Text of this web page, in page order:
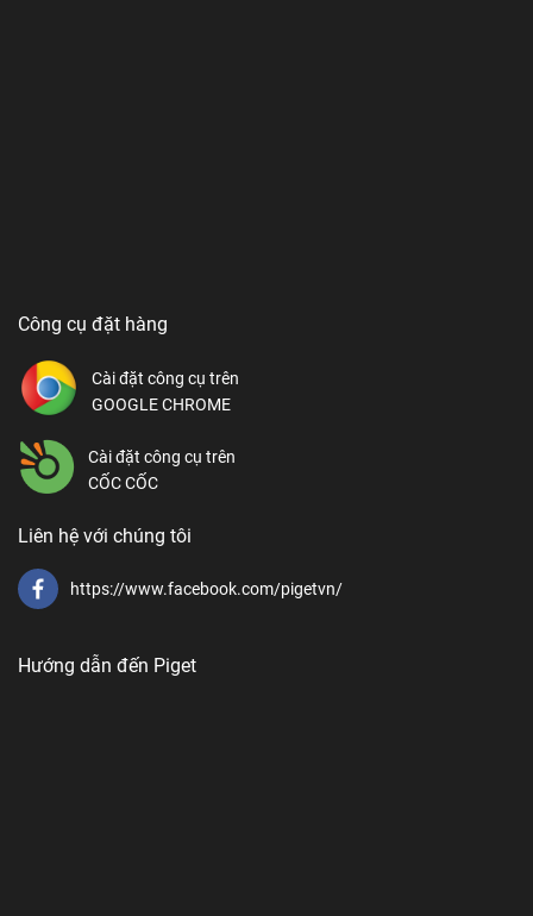
Công cụ đặt hàng
Cài đặt công cụ trên
GOOGLE CHROME
Cài đặt công cụ trên
CỐC CỐC
Liên hệ với chúng tôi
https://www.facebook.com/pigetvn/
Hướng dẫn đến Piget